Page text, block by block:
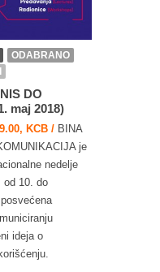
ODABRANO
DO
maj 2018)
KCB / BINA
je
nedelje
od 10. do
ideja o